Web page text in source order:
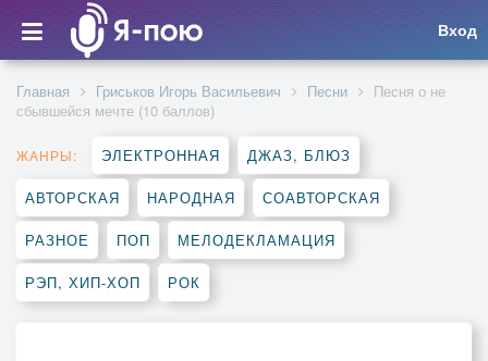
Вход
Главная Гриськов Игорь Васильевич Песни
Песня о не
сбывшейся мечте (10 баллов)
ЖАНРЫ: ЭЛЕКТРОННАЯ ДЖАЗ, БЛЮЗ
АВТОРСКАЯ НАРОДНАЯ СОАВТОРСКАЯ
РАЗНОЕ ПОП МЕЛОДЕКЛАМАЦИЯ
РЭП, ХИП-ХОП РОК